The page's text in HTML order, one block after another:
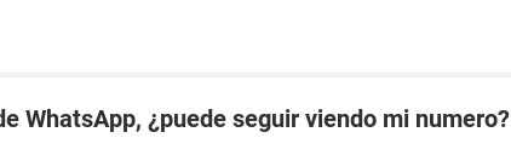
WhatsApp, ¿puede seguir viendo mi numero?